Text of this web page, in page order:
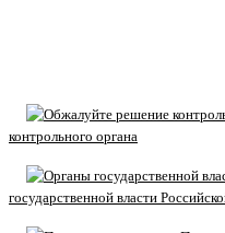
контрольного органа
государственной власти